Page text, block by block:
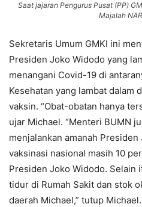
Saat jajaran Pengurus Pusat (PP)
Majalah
Sekretaris Umum GMKI ini
Presiden Joko Widodo yang
menangani Covid-19 di
Kesehatan yang lambat dalam
vaksin. “Obat-obatan hanya
ujar Michael. “Menteri BUMN
menjalankan amanah
vaksinasi nasional masih 10
Presiden Joko Widodo. Selain
tidur di Rumah Sakit dan stok
daerah Michael,” tutup Michael.